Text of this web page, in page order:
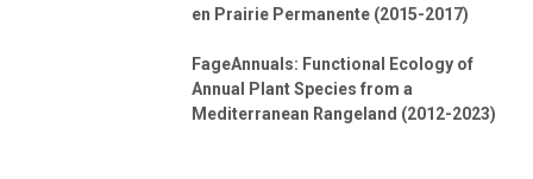
en Prairie Permanente (2015-2017)
FageAnnuals: Functional Ecology of
Annual Plant Species from a
Mediterranean Rangeland (2012-2023)